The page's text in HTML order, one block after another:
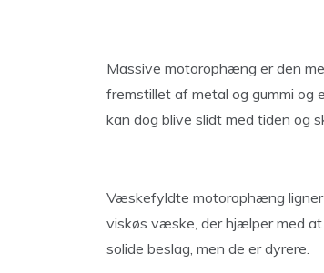
Massive motorophæng er den
fremstillet af metal og gummi og
kan dog blive slidt med tiden og
Væskefyldte motorophæng
viskøs væske, der hjælper med
solide beslag, men de er dyrere.